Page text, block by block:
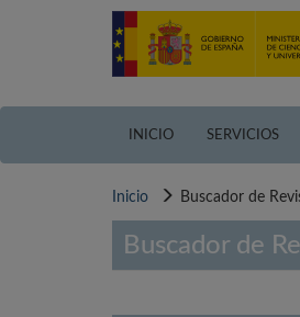
INICIO SERVICIOS
Inicio Buscador de
Buscador de